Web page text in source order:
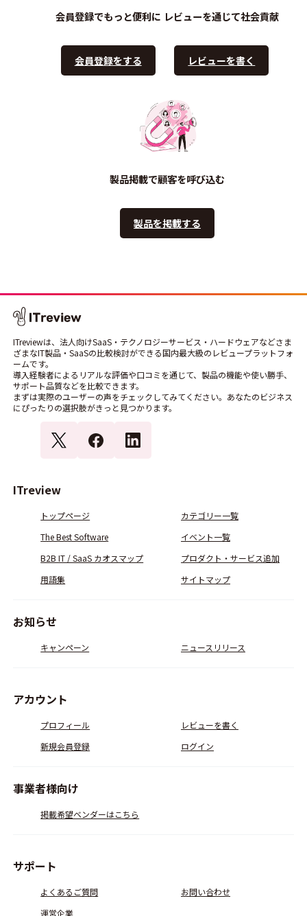
会員登録でもっと便利に
会員登録をする
レビューを通じて社会貢献
レビューを書く
製品掲載で顧客を呼び込む
製品を掲載する
ITreviewは、法人向けSaaS・テクノロジーサービス・ハードウェアなどさま
ざまなIT製品・SaaSの比較検討ができる国内最大級のレビュープラットフォ
ームです。
導入経験者によるリアルな評価や口コミを通じて、製品の機能や使い勝手、
サポート品質などを比較できます。
まずは実際のユーザーの声をチェックしてみてください。あなたのビジネス
にぴったりの選択肢がきっと見つかります。
ITreview
トップページ
カテゴリー一覧
The Best Software
イベント一覧
B2B IT / SaaS カオスマップ
プロダクト・サービス追加
用語集
サイトマップ
お知らせ
キャンペーン ニュースリリース
アカウント
プロフィール
レビューを書く
新規会員登録
ログイン
事業者様向け
掲載希望ベンダーはこちら
サポート
よくあるご質問
お問い合わせ
運営企業